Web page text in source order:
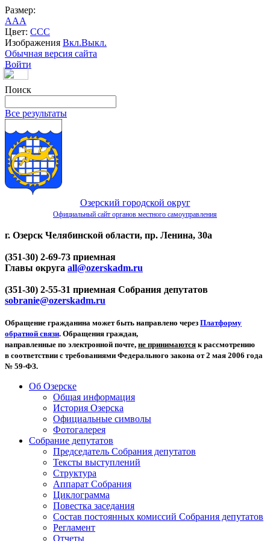
Размер:
AAA
Цвет: CCC
Изображения Вкл.Выкл.
Обычная версия сайта
Войти
Поиск
Все результаты
Озерский городской округ
Официальный сайт органов местного самоуправления
г. Озерск Челябинской области, пр. Ленина, 30а
(351-30) 2-69-73 приемная
Главы округа all@ozerskadm.ru
(351-30) 2-55-31 приемная Собрания депутатов
sobranie@ozerskadm.ru
Обращение гражданина может быть направлено через Платформу
обратной связи. Обращения граждан,
направленные по электронной почте, не принимаются к рассмотрению
в соответствии с требованиями Федерального закона от 2 мая 2006 года
№ 59-ФЗ.
Об Озерске
Общая информация
История Озерска
Официальные символы
Фотогалерея
Собрание депутатов
Председатель Собрания депутатов
Тексты выступлений
Структура
Аппарат Собрания
Циклограмма
Повестка заседания
Состав постоянных комиссий Собрания депутатов
Регламент
Отчеты